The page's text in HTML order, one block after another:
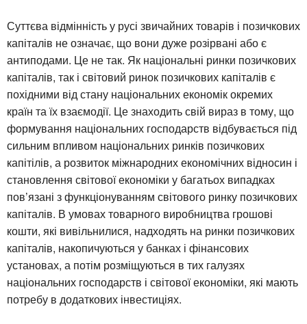
Суттєва відмінність у русі звичайних товарів і позичкових
капіталів не означає, що вони дуже розірвані або є
антиподами. Це не так. Як національні ринки позичкових
капіталів, так і світовий ринок позичкових капіталів є
похідними від стану національних економік окремих
країн та їх взаємодії. Це знаходить свій вираз в тому, що
формування національних господарств відбувається під
сильним впливом національних ринків позичкових
капітілів, а розвиток міжнародних економічних відносин і
становлення світової економіки у багатьох випадках
пов’язані з функціонуванням світового ринку позичкових
капіталів. В умовах товарного виробництва грошові
кошти, які вивільнилися, надходять на ринки позичкових
капіталів, накопичуються у банках і фінансових
установах, а потім розміщуються в тих галузях
національних господарств і світової економіки, які мають
потребу в додаткових інвестиціях.